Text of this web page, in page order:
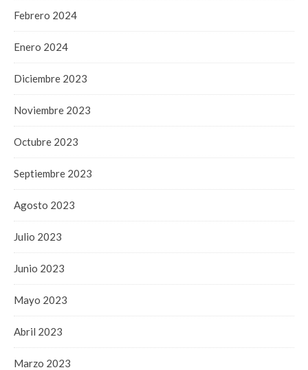
Febrero 2024
Enero 2024
Diciembre 2023
Noviembre 2023
Octubre 2023
Septiembre 2023
Agosto 2023
Julio 2023
Junio 2023
Mayo 2023
Abril 2023
Marzo 2023